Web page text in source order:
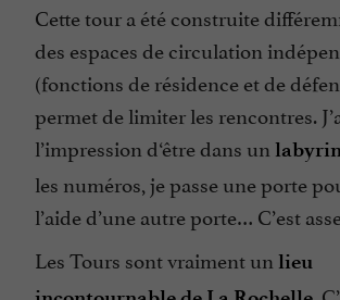
Cette tour a été construite
des espaces de circulation
(fonctions de résidence et de
permet de limiter les rencontres.
l’impression d‘être dans un
les numéros, je passe une porte
l’aide d’une autre porte… C’est
Les Tours sont vraiment un lieu